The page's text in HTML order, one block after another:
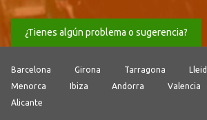
¿Tienes algún problema o sugerencia?
Barcelona Girona Tarragona
Menorca
Ibiza Andorra Valencia
Alicante